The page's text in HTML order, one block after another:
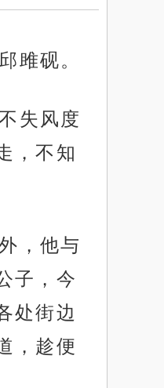
雎砚。
失风度
，不知
，他与
子，今
处街边
，趁便